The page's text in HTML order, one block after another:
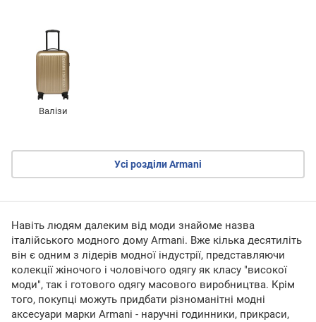
Валізи
Усі розділи Armani
Навіть людям далеким від моди знайоме назва
італійського модного дому Armani. Вже кілька десятиліть
він є одним з лідерів модної індустрії, представляючи
колекції жіночого і чоловічого одягу як класу "високої
моди", так і готового одягу масового виробництва. Крім
того, покупці можуть придбати різноманітні модні
аксесуари марки Armani - наручні годинники, прикраси,